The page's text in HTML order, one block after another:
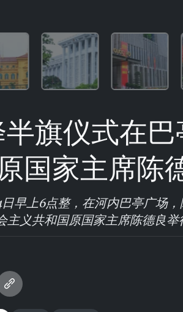
半旗仪式在
国家主席陈
早上6点整，在河内巴亭广场
主义共和国原国家主席陈德良